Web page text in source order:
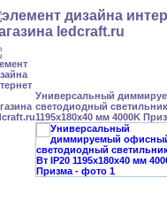
Универсальный
светодиодный
1195x180x40 мм 4000K